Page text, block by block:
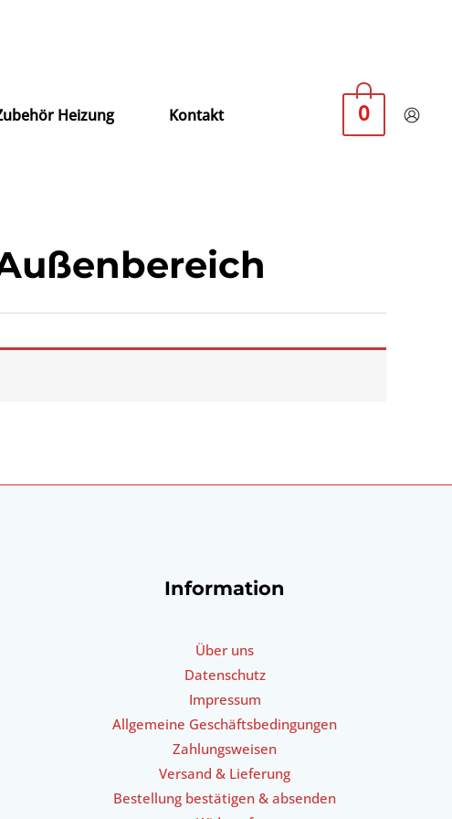
Heizung Kontakt 0
Information
Über uns
Datenschutz
Impressum
Allgemeine Geschäftsbedingungen
Zahlungsweisen
Versand & Lieferung
Bestellung bestätigen & absenden